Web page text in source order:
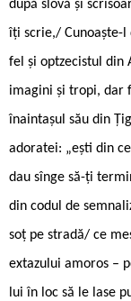
după slovă şi
îţi scrie,/ Cunoaşte-l
fel și optzecistul din
imagini și tropi, dar
înaintașul său din
adoratei: „ești din
dau sînge să-ți
din codul de
soț pe stradă/ ce
extazului amoros –
lui în loc să le lase